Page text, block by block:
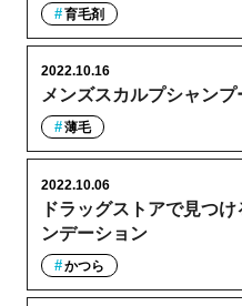
育毛剤
メンズスカルプシャン
2022.10.16
薄毛
ドラッグストアで見つ
ンデーション
2022.10.06
かつら